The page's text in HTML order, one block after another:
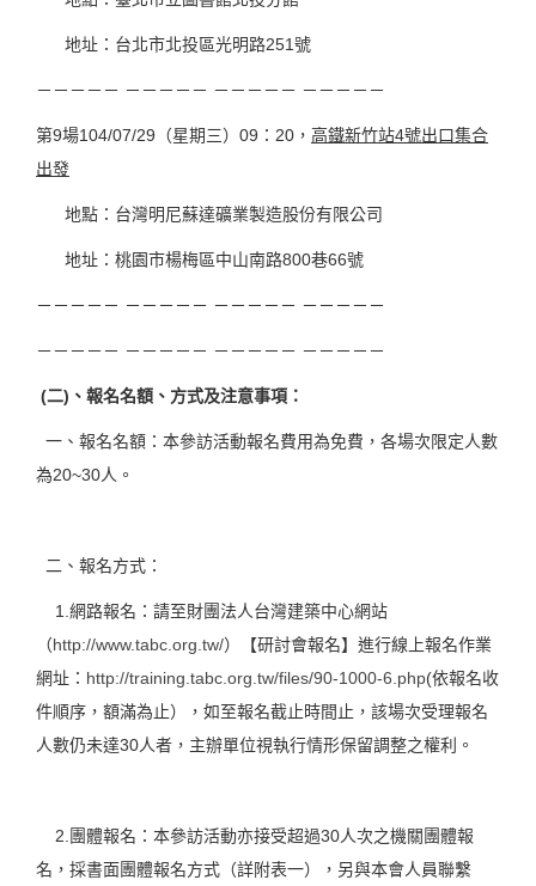
地址：台北市北投區光明路251號
－－－－－ －－－－－ －－－－－ －－－－－
第9場104/07/29（星期三）09：20， 高鐵新竹站4號出口集合
出發
地點：台灣明尼蘇達礦業製造股份有限公司
地址：桃園市楊梅區中山南路800巷66號
－－－－－ －－－－－ －－－－－ －－－－－
－－－－－ －－－－－ －－－－－ －－－－－
(二)、報名名額、方式及注意事項：
一、報名名額：本參訪活動報名費用為免費，各場次限定人數
為20~30人。
二、報名方式：
1.網路報名：請至財團法人台灣建築中心網站
（http://www.tabc.org.tw/）【研討會報名】進行線上報名作業
網址： http://training.tabc.org.tw/files/90-1000-6.php(依報名收
件順序，額滿為止），如至報名截止時間止，該場次受理報名
人數仍未達30人者，主辦單位視執行情形保留調整之權利。
2.團體報名：本參訪活動亦接受超過30人次之機關團體報
名，採書面團體報名方式（詳附表一），另與本會人員聯繫